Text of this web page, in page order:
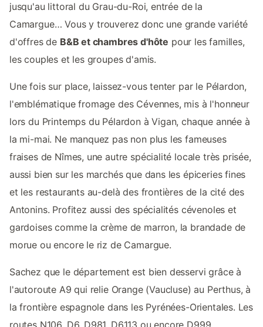
jusqu'au littoral du Grau-du-Roi, entrée de la
Camargue… Vous y trouverez donc une grande variété
d'offres de B&B et chambres d'hôte pour les familles,
les couples et les groupes d'amis.
Une fois sur place, laissez-vous tenter par le Pélardon,
l'emblématique fromage des Cévennes, mis à l'honneur
lors du Printemps du Pélardon à Vigan, chaque année à
la mi-mai. Ne manquez pas non plus les fameuses
fraises de Nîmes, une autre spécialité locale très prisée,
aussi bien sur les marchés que dans les épiceries fines
et les restaurants au-delà des frontières de la cité des
Antonins. Profitez aussi des spécialités cévenoles et
gardoises comme la crème de marron, la brandade de
morue ou encore le riz de Camargue.
Sachez que le département est bien desservi grâce à
l'autoroute A9 qui relie Orange (Vaucluse) au Perthus, à
la frontière espagnole dans les Pyrénées-Orientales. Les